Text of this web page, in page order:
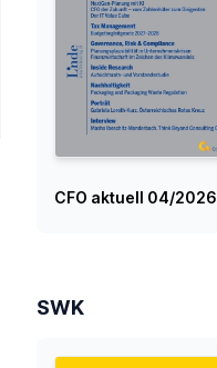
CFO aktuell 04/2026
SWK